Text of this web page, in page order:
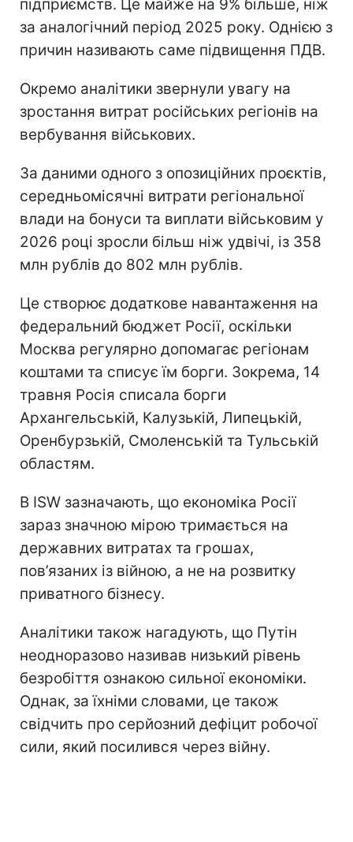
підприємств. Це майже на 9% більше, ніж
за аналогічний період 2025 року. Однією з
причин називають саме підвищення ПДВ.
Окремо аналітики звернули увагу на
зростання витрат російських регіонів на
вербування військових.
За даними одного з опозиційних проєктів,
середньомісячні витрати регіональної
влади на бонуси та виплати військовим у
2026 році зросли більш ніж удвічі, із 358
млн рублів до 802 млн рублів.
Це створює додаткове навантаження на
федеральний бюджет Росії, оскільки
Москва регулярно допомагає регіонам
коштами та списує їм борги. Зокрема, 14
травня Росія списала борги
Архангельській, Калузькій, Липецькій,
Оренбурзькій, Смоленській та Тульській
областям.
В ISW зазначають, що економіка Росії
зараз значною мірою тримається на
державних витратах та грошах,
пов’язаних із війною, а не на розвитку
приватного бізнесу.
Аналітики також нагадують, що Путін
неодноразово називав низький рівень
безробіття ознакою сильної економіки.
Однак, за їхніми словами, це також
свідчить про серйозний дефіцит робочої
сили, який посилився через війну.